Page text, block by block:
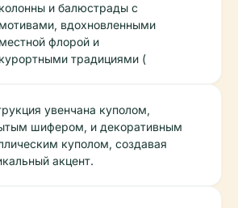
колонны и балюстрады с
мотивами, вдохновленными
местной флорой и
курортными традициями (
увенчана куполом,
шифером, и декоративным
куполом, создавая
акцент.